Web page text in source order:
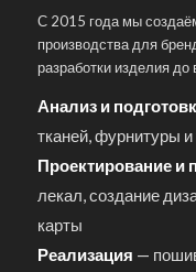
С 2015 года мы
производства для
разработки изделия
Анализ и
тканей, фурнитуры
Проектирование и
лекал, создание
карты
Реализация —